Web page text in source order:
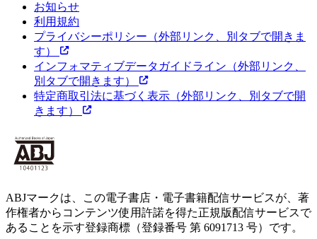
お知らせ
利用規約
プライバシーポリシー （外部リンク、別タブで開きま
す）
インフォマティブデータガイドライン （外部リンク、
別タブで開きます）
特定商取引法に基づく表示 （外部リンク、別タブで開
きます）
ABJマークは、この電子書店・電子書籍配信サービスが、著
作権者からコンテンツ使用許諾を得た正規版配信サービスで
あることを示す登録商標（登録番号 第 6091713 号）です。